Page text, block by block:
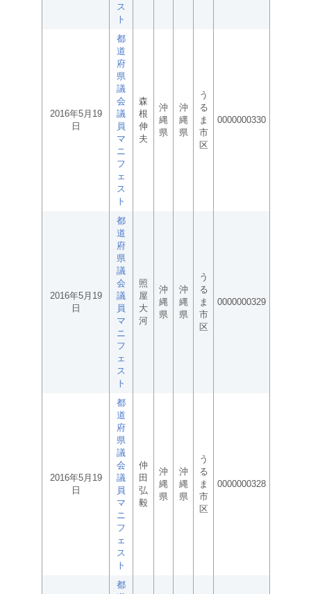
ス
ト
2016年5月19
日
都
道
府
県
議
会
議
員
マ
ニ
フ
ェ
ス
ト
森
根
伸
夫
沖
縄
県
沖
縄
県
う
る
ま
市
区
0000000330
2016年5月19
日
都
道
府
県
議
会
議
員
マ
ニ
フ
ェ
ス
ト
照
屋
大
河
沖
縄
県
沖
縄
県
う
る
ま
市
区
0000000329
2016年5月19
日
都
道
府
県
議
会
議
員
マ
ニ
フ
ェ
ス
ト
仲
田
弘
毅
沖
縄
県
沖
縄
県
う
る
ま
市
区
0000000328
都